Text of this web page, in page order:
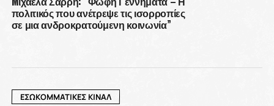
πολιτικός που ανέτρεψε τις ισορροπίες
σε μια ανδροκρατούμενη κοινωνία”
ΕΣΩΚΟΜΜΑΤΙΚΕΣ ΚΙΝΑΛ